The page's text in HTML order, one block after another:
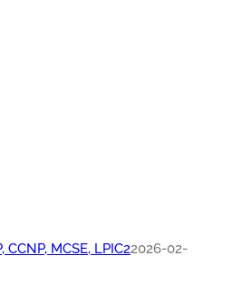
CCNP, MCSE, LPIC22026-02-